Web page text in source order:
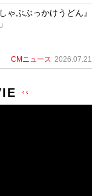
ゃぶぶっかけうどん』
CMニュース 2026.07.21